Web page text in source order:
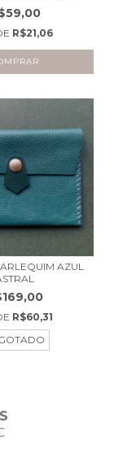
R$21,06
AZUL
R$60,31